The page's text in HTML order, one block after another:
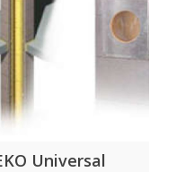
Universal